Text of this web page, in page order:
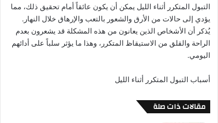
التبول المتكرر أثناء الليل يمكن أن يكون عائقاً أمام تحقيق ذلك، مما
يؤدي إلى حالات من الأرق والشعور بالتعب والإرهاق خلال النهار.
يُذكر أن الأشخاص الذين يعانون من هذه المشكلة قد يشعرون بعدم
الراحة والقلق من الاستيقاظ المتكرر، وهذا ما يؤثر سلباً على أدائهم
اليومي.
أسباب التبول المتكرر أثناء الليل
مقالات ذات صلة